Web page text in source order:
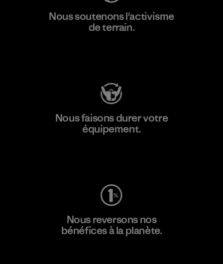
Nous soutenons l'activisme
de terrain.
Nous faisons durer votre
équipement.
Nous reversons nos
bénéfices à la planète.